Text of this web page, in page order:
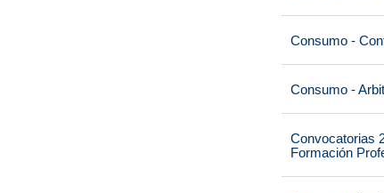
Consumo -
Consumo -
Convocatorias
Formación